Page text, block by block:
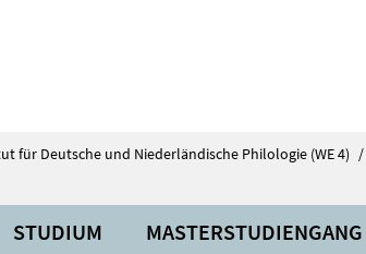
für Deutsche und Niederländische Philologie (WE 4) /
STUDIUM MASTERSTUDIENGANG